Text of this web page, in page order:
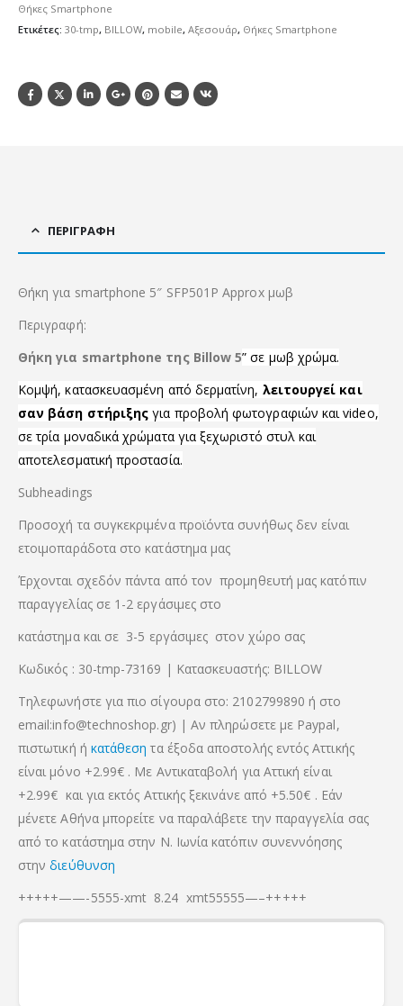
Θήκες Smartphone
Ετικέτες: 30-tmp, BILLOW, mobile, Αξεσουάρ, Θήκες Smartphone
ΠΕΡΙΓΡΑΦΉ
Θήκη για smartphone 5″ SFP501P Approx μωβ
Περιγραφή:
Θήκη για smartphone της Billow 5” σε μωβ χρώμα.
Κομψή, κατασκευασμένη από δερματίνη, λειτουργεί και
σαν βάση στήριξηςγια προβολή φωτογραφιών και video,
σε τρία μοναδικά χρώματα για ξεχωριστό στυλ και
αποτελεσματική προστασία.
Subheadings
Προσοχή τα συγκεκριμένα προϊόντα συνήθως δεν είναι
ετοιμοπαράδοτα στο κατάστημα μας
Έρχονται σχεδόν πάντα από τον προμηθευτή μας κατόπιν
παραγγελίας σε 1-2 εργάσιμες στο
κατάστημα και σε 3-5 εργάσιμες στον χώρο σας
Κωδικός : 30-tmp-73169 | Κατασκευαστής: BILLOW
Τηλεφωνήστε για πιο σίγουρα στο: 2102799890 ή στο
email:info@technoshop.gr) | Αν πληρώσετε με Paypal,
πιστωτική ή κατάθεση τα έξοδα αποστολής εντός Αττικής
είναι μόνο +2.99€ . Με Αντικαταβολή για Αττική είναι
+2.99€ και για εκτός Αττικής ξεκινάνε από +5.50€ . Εάν
μένετε Αθήνα μπορείτε να παραλάβετε την παραγγελία σας
από το κατάστημα στην Ν. Ιωνία κατόπιν συνεννόησης
στηνδιεύθυνση
+++++——-5555-xmt 8.24 xmt55555—–+++++